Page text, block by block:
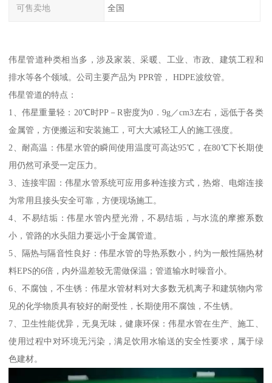
可售卖地 全国
伟星管道种类相当多，涉及家装、采暖、工业、市政、建筑工程和
排水等各个领域。公司主要产品为 PPR管， HDPE波纹管。
伟星管道的特点：
1、伟星重量轻：20℃时PP－R密度为0．9g／cm3左右，远低于各类
金属管，方便搬运和安装施工，可大大减轻工人的施工强度。
2、耐高温：伟星水管的瞬间使用温度可高达95℃，在80℃下长期使
用仍然可承受一定压力。
3、连接牢固：伟星水管系统可应用多种连接方式，热熔、电熔连接
为常用且接头安全可靠，方便现场施工。
4、不易结垢：伟星水管内壁光滑，不易结垢，与水流的摩擦系数
小，管路的水头阻力要远小于金属管道。
5、隔热与隔音性良好：伟星水管的导热系数小，约为一般性隔热材
料EPS的6倍，内外温差较无需做保温；管道输水时噪音小。
6、不腐蚀，不生锈：伟星水管材料对大多数无机离子和建筑物内常
见的化学物质具有较好的耐受性，长期使用不腐蚀，不生锈。
7、卫生性能优异，无臭无味，健康环保：伟星水管在生产、施工、
使用过程中对环境无污染，满足饮用水输送的安全性要求，属于绿
色建材。